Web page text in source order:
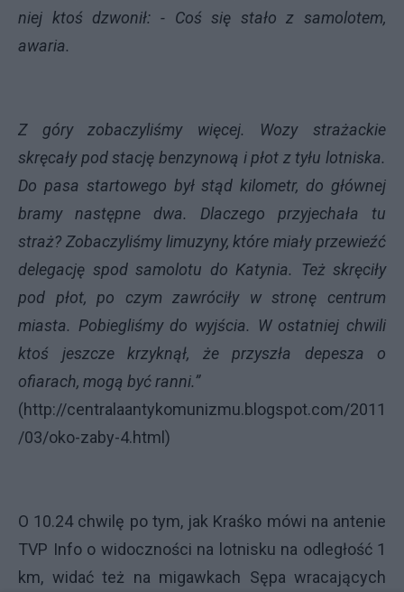
niej ktoś dzwonił: - Coś się stało z samolotem,
awaria.
Z góry zobaczyliśmy więcej. Wozy strażackie
skręcały pod stację benzynową i płot z tyłu lotniska.
Do pasa startowego był stąd kilometr, do głównej
bramy następne dwa. Dlaczego przyjechała tu
straż? Zobaczyliśmy limuzyny, które miały przewieźć
delegację spod samolotu do Katynia. Też skręciły
pod płot, po czym zawróciły w stronę centrum
miasta. Pobiegliśmy do wyjścia. W ostatniej chwili
ktoś jeszcze krzyknął, że przyszła depesza o
ofiarach, mogą być ranni.”
(http://centralaantykomunizmu.blogspot.com/2011
/03/oko-zaby-4.html)
O 10.24 chwilę po tym, jak Kraśko mówi na antenie
TVP Info o widoczności na lotnisku na odległość 1
km, widać też na migawkach Sępa wracających